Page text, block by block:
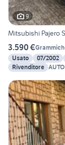
9
Mitsubishi Pajero
3.590 €
Usato
07/2002
Rivenditore